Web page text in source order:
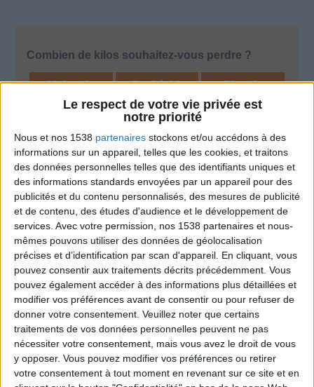
Le respect de votre vie privée est
notre priorité
Nous et nos 1538 partenaires stockons et/ou accédons à des
informations sur un appareil, telles que les cookies, et traitons
des données personnelles telles que des identifiants uniques et
des informations standards envoyées par un appareil pour des
publicités et du contenu personnalisés, des mesures de publicité
et de contenu, des études d'audience et le développement de
services. Avec votre permission, nos 1538 partenaires et nous-
mêmes pouvons utiliser des données de géolocalisation
précises et d’identification par scan d'appareil. En cliquant, vous
pouvez consentir aux traitements décrits précédemment. Vous
pouvez également accéder à des informations plus détaillées et
modifier vos préférences avant de consentir ou pour refuser de
donner votre consentement. Veuillez noter que certains
traitements de vos données personnelles peuvent ne pas
nécessiter votre consentement, mais vous avez le droit de vous
y opposer. Vous pouvez modifier vos préférences ou retirer
votre consentement à tout moment en revenant sur ce site et en
Combien de kilos souhaitez-vous perdre ?
Moins de
5 kilos
De 5 à 10
kilos
Plus de
10 kilos
Webinaires en direct
Chaque semaine, posez vos questions en live
en participant à des vidéo-conférences avec
Jean-Michel et les diététiciennes du
programme.
Peut-on remplacer la viande par des féculents